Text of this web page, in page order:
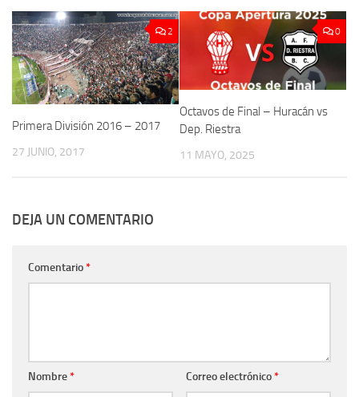
2
Primera División 2016 – 2017
27 JUNIO, 2017
0
Octavos de Final – Huracán vs
Dep. Riestra
11 MAYO, 2025
DEJA UN COMENTARIO
Comentario*
Nombre* Correo electrónico*